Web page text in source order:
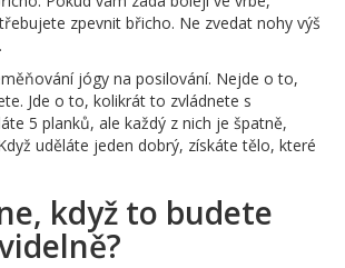
zpevnit břicho. Ne zvedat nohy výš
jógy na posilování. Nejde o to,
Jde o to, kolikrát to zvládnete s
5 planků, ale každý z nich je špatně,
uděláte jeden dobrý, získáte tělo, které
když to budete